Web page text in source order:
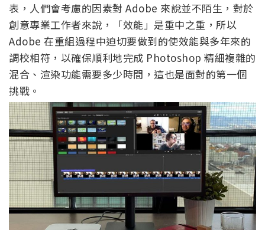
表，人們會考慮的因素對 Adobe 來說並不陌生，對於
創意專業工作者來說，「效能」是重中之重，所以
Adobe 在重組過程中迫切要做到的使效能與多年來的
調校相符，以確保順利地完成 Photoshop 精細複雜的
混合、渲染功能需要多少時間，這也是面對的第一個
挑戰。